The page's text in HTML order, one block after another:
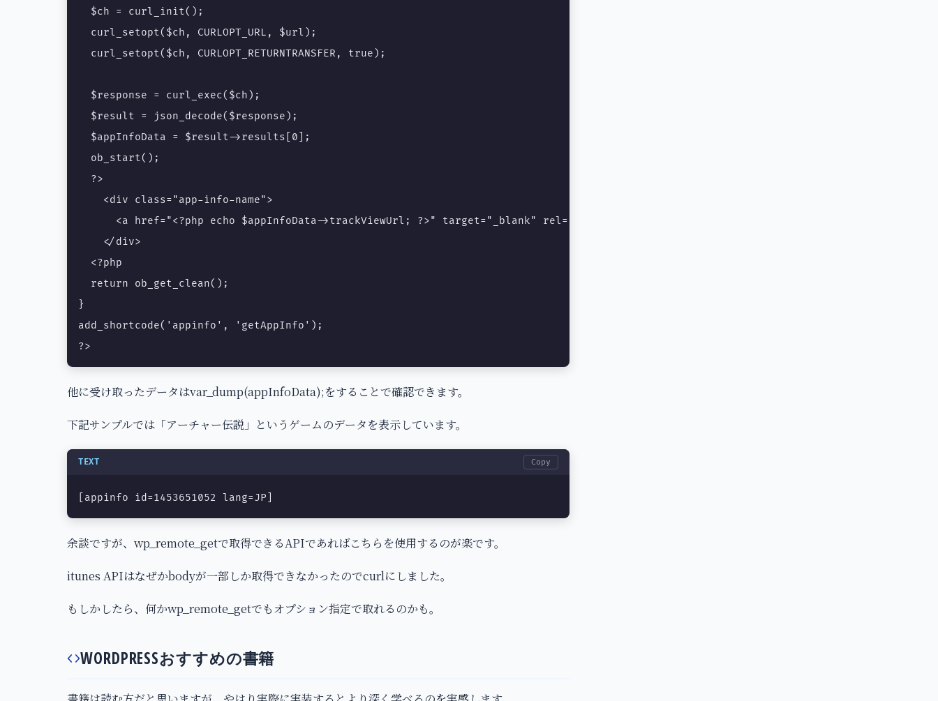
  $ch = curl_init();
  curl_setopt($ch, CURLOPT_URL, $url);
  curl_setopt($ch, CURLOPT_RETURNTRANSFER, true);
  $response = curl_exec($ch);
  $result = json_decode($response);
  $appInfoData = $result->results[0];
  ob_start();
  ?>
    <div class="app-info-name">
      <a href="<?php echo $appInfoData->trackViewUrl; ?>" target="_blank" rel="noopener"><?php echo $appInfoData->trackName; ?></a>
    </div>
  <?php
  return ob_get_clean();
}
add_shortcode('appinfo', 'getAppInfo');
?>
他に受け取ったデータはvar_dump(appInfoData);をすることで確認できます。
下記サンプルでは「アーチャー伝説」というゲームのデータを表示しています。
TEXT Copy
[appinfo id=1453651052 lang=JP]
余談ですが、wp_remote_getで取得できるAPIであればこちらを使用するのが楽です。
itunes APIはなぜかbodyが一部しか取得できなかったのでcurlにしました。
もしかしたら、何かwp_remote_getでもオプション指定で取れるのかも。
WORDPRESSおすすめの書籍